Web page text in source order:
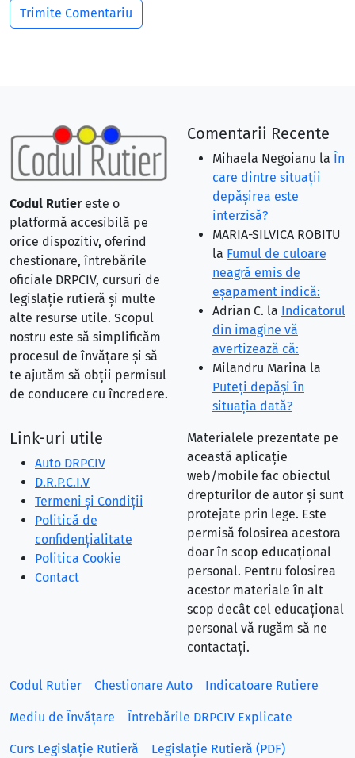
Codul Rutiereste o
platformă accesibilă pe
orice dispozitiv, oferind
chestionare, întrebările
oficiale DRPCIV, cursuri de
legislație rutieră și multe
alte resurse utile. Scopul
nostru este să simplificăm
procesul de învățare și să
te ajutăm să obții permisul
de conducere cu încredere.
Comentarii Recente
Mihaela Negoianu la În
care dintre situaţii
depăşirea este
interzisă?
MARIA-SILVICA ROBITU
la Fumul de culoare
neagră emis de
eşapament indică:
Adrian C. la Indicatorul
din imagine vă
avertizează că:
Milandru Marina la
Puteţi depăşi în
situaţia dată?
Link-uri utile
Auto DRPCIV
D.R.P.C.I.V
Termeni și Condiții
Politică de
confidențialitate
Politica Cookie
Contact
Materialele prezentate pe
această aplicație
web/mobile fac obiectul
drepturilor de autor și sunt
protejate prin lege. Este
permisă folosirea acestora
doar în scop educațional
personal. Pentru folosirea
acestor materiale în alt
scop decât cel educațional
personal vă rugăm să ne
contactați.
Codul Rutier Chestionare Auto Indicatoare Rutiere
Mediu de Învățare Întrebările DRPCIV Explicate
Curs Legislație Rutieră Legislație Rutieră (PDF)